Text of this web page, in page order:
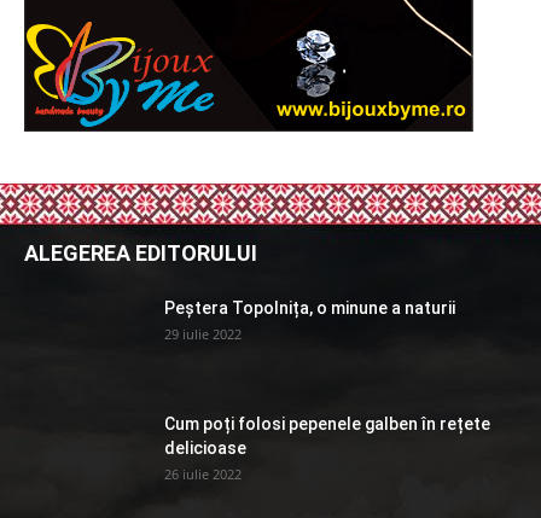
ALEGEREA EDITORULUI
Peștera Topolnița, o minune a naturii
29 iulie 2022
Cum poți folosi pepenele galben în rețete
delicioase
26 iulie 2022